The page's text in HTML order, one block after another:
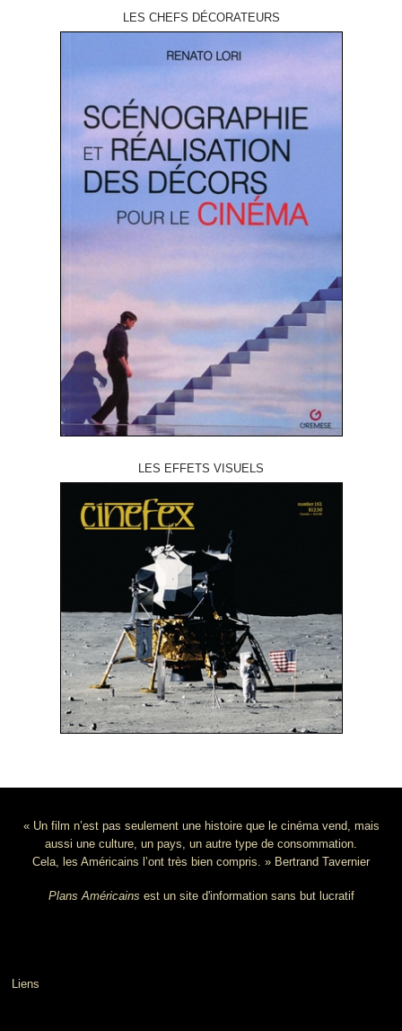
LES CHEFS DÉCORATEURS
LES EFFETS VISUELS
« Un film n’est pas seulement une histoire que le cinéma vend, mais
aussi une culture, un pays, un autre type de consommation.
Cela, les Américains l’ont très bien compris. » Bertrand Tavernier
Plans Américains est un site d'information sans but lucratif
Liens